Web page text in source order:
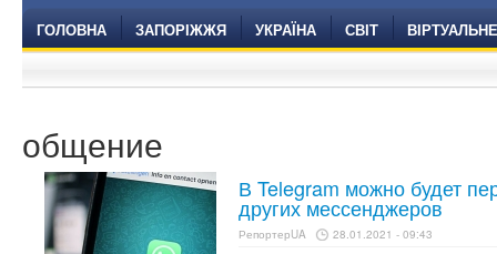
ГОЛОВНА ЗАПОРІЖЖЯ УКРАЇНА СВІТ
общение
В Telegram можно будет
других мессенджеров
РепортерUA 28.01.2021 - 09:43